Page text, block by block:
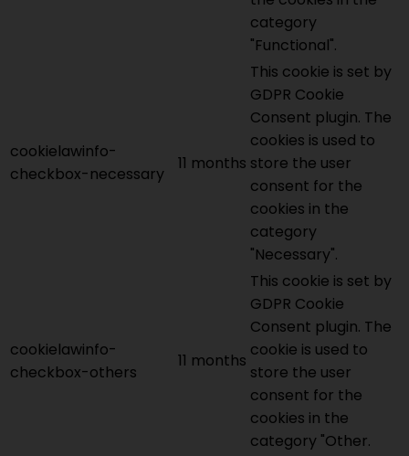
category
"Functional".
cookielawinfo-
checkbox-necessary
11 months
This cookie is set by
GDPR Cookie
Consent plugin. The
cookies is used to
store the user
consent for the
cookies in the
category
"Necessary".
cookielawinfo-
checkbox-others
11 months
This cookie is set by
GDPR Cookie
Consent plugin. The
cookie is used to
store the user
consent for the
cookies in the
category "Other.